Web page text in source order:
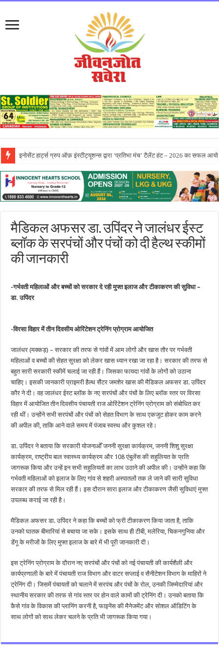
सीटी ग्रुप ने पांच दिवसीय आरंभ 2026 कार्येक्रम का भव्य समापन किया
मैडिकल अफसर डा. उपिंदर ने जालंधर ईस्ट
ब्लॉक के सरपंचों और पंचों को दी हैल्थ स्कीमों
की जानकारी
-गर्भवती महिलाओं और बच्चों को सरकार दे रही मुफ्त इलाज और टीकाकरण की सुविधा –
डा. उपिंदर
-विरसा विहार में तीन दिवसीय ओरिंटेशन ट्रेनिंग प्रोग्राम आयोजित
जालंधर (मक्कड़) – सरकार की तरफ से गांवों में आम लोगों और खास तौर पर गर्भवती
महिलाओं व बच्चों की सेहत सुरक्षा को लेकर खास ध्यान रखा जा रहा है। सरकार की तरफ से
बहुत सारी सरकारी स्कीमें चलाई जा रही हैं। जिसका फायदा गांवों के लोगों को उठाना
चाहिए। इसकी जानकारी प्राइमरी हैल्थ सैंटर जमशेर खास की मैडिकल अफसर डा. उपिंदर
कौर ने दी। वह जालंधर ईस्ट ब्लॉक के नए सरपंचों और पंचों के लिए ब्लॉक स्तर पर विरसा
विहार में आयोजित तीन दिवसीय पंचायती राज ओरिंटेशन ट्रेनिंग प्रोग्राम को संबोधित कर
रही थीं। उन्होंने सभी सरपंचों और पंचों को सेहत विभाग के साथ एकजुट होकर काम करने
की अपील की, ताकि आने वाले समय में पंजाब स्वस्थ और कुशल रहे।
डा. उपिंदर ने बताया कि सरकारी योजनाओँ जननी सुरक्षा कार्यक्रम, जननी शिशु सुरक्षा
कार्यक्रम, राष्ट्रीय बाल स्वास्थ्य कार्यक्रम और 108 एंबुलेंस की सहुलियत के प्रति
जागरूक किया और उन्हें इन सभी सहुलियतों का लाभ उठाने की अपील की। उन्होंने कहा कि
गर्भवती महिलाओं को इलाज के लिए गांव से शहरी अस्पातलों तक ले जाने की सारी सुविधा
सरकार की तरफ से मिल रही हैं। इस दौरान सारा इलाज और टीकाकरण जैसी सुविधाएं मुफ्त
उपलब्ध कराई जा रही है।
मैडिकल अफसर डा. उपिंदर ने कहा कि बच्चों को फ्री टीकाकरण किया जाता है, ताकि
उनको घातक बीमारियां से बचाया जा सके। इसके साथ ही टीबी, मलेरिया, चिकनगुनिया और
डेंगू के मरीजों के लिए मुफ्त इलाज के बारे में भी पूरी जानकारी दी।
इस ट्रेनिंग प्रोग्राम के दौरान नए सरपंचों और पंचों को नई पंचायती की कार्यशैली और
कार्यप्रणाली के बारे में पंचायती राज विभाग और वाटर सप्लाई व सैनीटेशन विभाग के माहिरों ने
ट्रेनिंग दी। जिसमें पंचायतों को चलाने में सरपंच और पंचों के रोल, उनकी जिम्मेदारियां और
स्थानीय सरकार की तरफ से गांव स्तर पर होन वाले कामों की ट्रेनिंग दी। उनको बताया कि
कैसे गांव के विकास की प्लानिंग करनी है, फाइनेंस की मैनेजमेंट और सोशल ऑडिटिंग के
साथ लोगों को साथ लेकर चलने के प्रति भी जागरूक किया गया।